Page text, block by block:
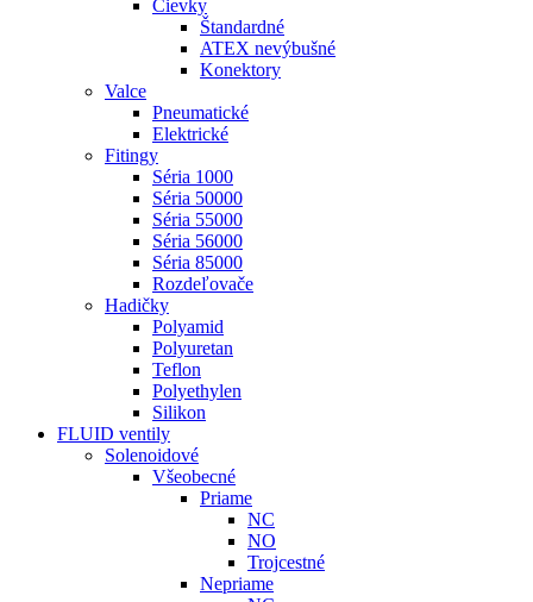
Cievky
Štandardné
ATEX nevýbušné
Konektory
Valce
Pneumatické
Elektrické
Fitingy
Séria 1000
Séria 50000
Séria 55000
Séria 56000
Séria 85000
Rozdeľovače
Hadičky
Polyamid
Polyuretan
Teflon
Polyethylen
Silikon
FLUID ventily
Solenoidové
Všeobecné
Priame
NC
NO
Trojcestné
Nepriame